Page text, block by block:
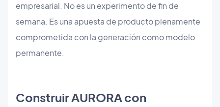
empresarial. No es un experimento de fin de
semana. Es una apuesta de producto plenamente
comprometida con la generación como modelo
permanente.
Construir AURORA con